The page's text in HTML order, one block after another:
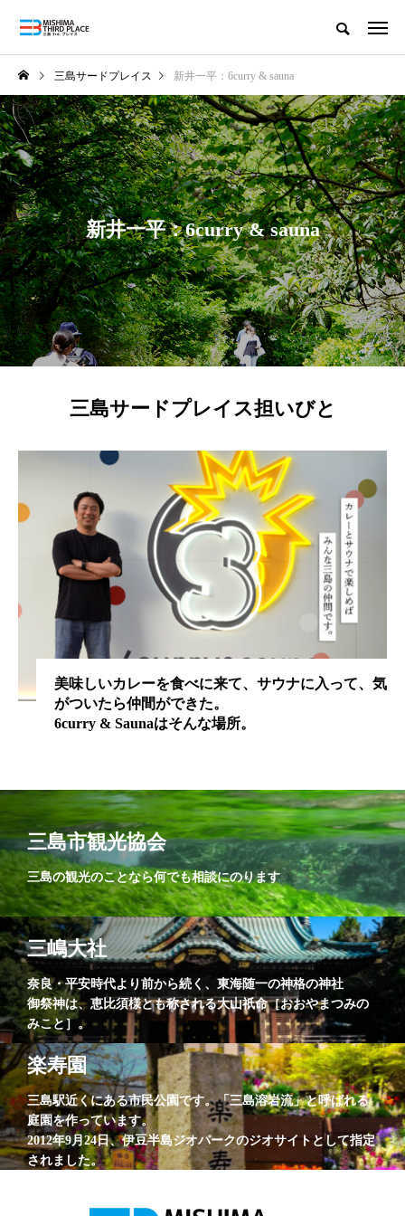
三島サードプレイス 新井一平：6curry & sauna
新井一平：6curry & sauna
三島サードプレイス担いびと
美味しいカレーを食べに来て、サウナに入って、気
がついたら仲間ができた。
6curry & Saunaはそんな場所。
三島市観光協会
三島の観光のことなら何でも相談にのります
三嶋大社
奈良・平安時代より前から続く、東海随一の神格の神社
御祭神は、恵比須様とも称される大山祇命［おおやまつみの
みこと］。
楽寿園
三島駅近くにある市民公園です。「三島溶岩流」と呼ばれる
庭園を作っています。
2012年9月24日、伊豆半島ジオパークのジオサイトとして指定
されました。